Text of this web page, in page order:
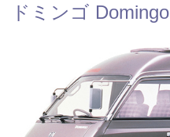
ドミンゴ Domingo